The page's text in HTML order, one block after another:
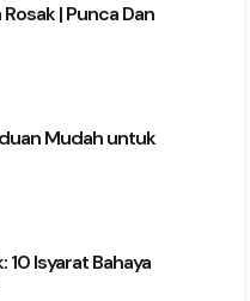
| Punca Dan
Mudah untuk
10 Isyarat Bahaya